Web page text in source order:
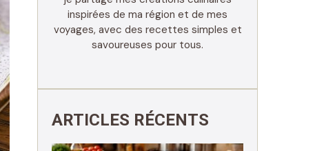
inspirées de ma région et de mes
voyages, avec des recettes simples et
savoureuses pour tous.
ARTICLES RÉCENTS